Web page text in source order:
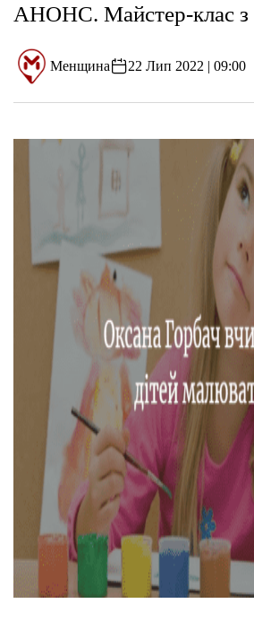
АНОНС. Майстер-клас з
Менщина 22 Лип 2022 | 09:00